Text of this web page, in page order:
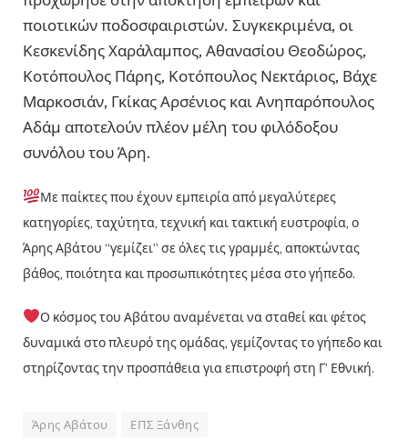
ποιοτικών ποδοσφαιριστών. Συγκεκριμένα, οι
Κεσκενίδης Χαράλαμπος, Αθανασίου Θεοδώρος,
Κοτόπουλος Πάρης, Κοτόπουλος Νεκτάριος, Βάχε
Μαρκοσιάν, Γκίκας Αρσένιος και Ανηπαρόπουλος
Αδάμ αποτελούν πλέον μέλη του φιλόδοξου
συνόλου του Άρη.
Με παίκτες που έχουν εμπειρία από μεγαλύτερες
κατηγορίες, ταχύτητα, τεχνική και τακτική ευστροφία, ο
Άρης Αβάτου “γεμίζει” σε όλες τις γραμμές, αποκτώντας
βάθος, ποιότητα και προσωπικότητες μέσα στο γήπεδο.
Ο κόσμος του Αβάτου αναμένεται να σταθεί και φέτος
δυναμικά στο πλευρό της ομάδας, γεμίζοντας το γήπεδο και
στηρίζοντας την προσπάθεια για επιστροφή στη Γ’ Εθνική.
Άρης Αβάτου ΕΠΣ Ξάνθης